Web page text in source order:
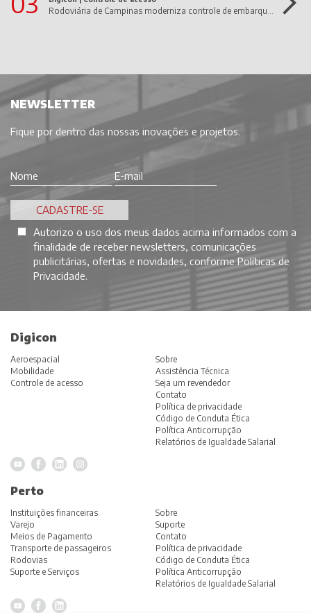
Rodoviária de Campinas moderniza controle de embarque com dGate UltraWide da Digicon
NEWSLETTER
Fique por dentro das nossas inovações e projetos.
Autorizo o uso dos meus dados acima informados com a
finalidade de receber newsletters, comunicações
publicitárias, ofertas e novidades, conformePolíticas de
Privacidade
Digicon
Aeroespacial
Mobilidade
Controle de acesso
Sobre
Assistência Técnica
Seja um revendedor
Contato
Política de privacidade
Código de Conduta Ética
Política Anticorrupção
Relatórios de Igualdade Salarial
Perto
Instituições financeiras
Varejo
Meios de Pagamento
Transporte de passageiros
Rodovias
Suporte e Serviços
Sobre
Suporte
Contato
Política de privacidade
Código de Conduta Ética
Política Anticorrupção
Relatórios de Igualdade Salarial